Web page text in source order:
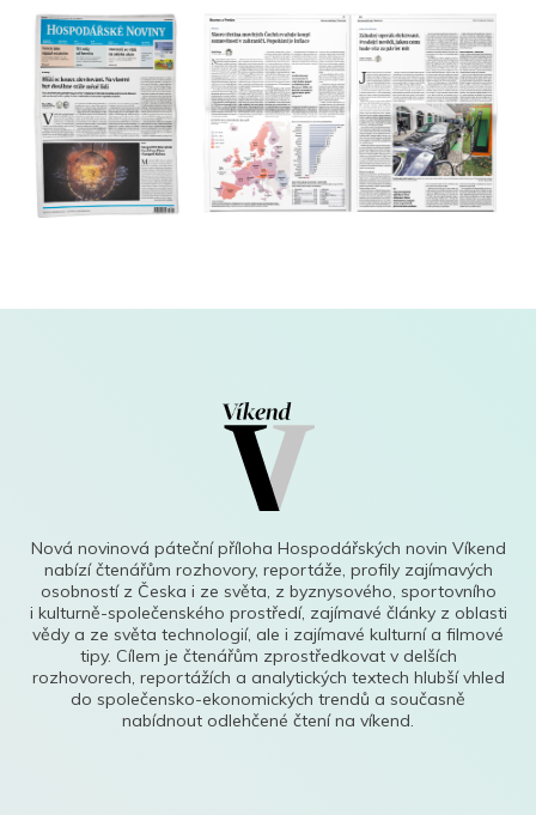
Nová novinová páteční příloha Hospodářských novin Víkend
nabízí čtenářům rozhovory, reportáže, profily zajímavých
osobností z Česka i ze světa, z byznysového, sportovního
i kulturně-společenského prostředí, zajímavé články z oblasti
vědy a ze světa technologií, ale i zajímavé kulturní a filmové
tipy. Cílem je čtenářům zprostředkovat v delších
rozhovorech, reportážích a analytických textech hlubší vhled
do společensko-ekonomických trendů a současně
nabídnout odlehčené čtení na víkend.